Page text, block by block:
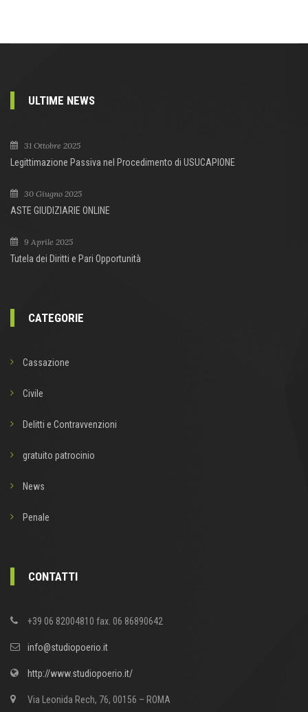
ULTIME NEWS
31 Ottobre 2025
Legittimazione Passiva nel Procedimento di USUCAPIONE
30 Giugno 2025
ASTE GIUDIZIARIE ONLINE
9 Aprile 2025
Tutela dei Diritti e Pari Opportunità
CATEGORIE
Cassazione
Civile
Delitti e Contravvenzioni
gratuito patrocinio
News
Penale
CONTATTI
+39 06 82004810 fax. 06 86890642
info@studiopoerio.it
http://www.studiopoerio.it/
Via Leonida Rech, 76, 00156 – ROMA